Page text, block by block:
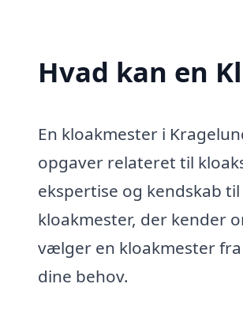
Hvad kan en
En kloakmester i
opgaver relateret til
ekspertise og kendskab
kloakmester, der kender
vælger en kloakmester
dine behov.